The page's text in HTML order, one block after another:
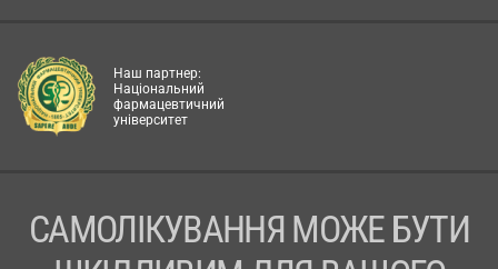
Наш партнер:
Національний
фармацевтичний
університет
САМОЛІКУВАННЯ МОЖЕ БУТИ